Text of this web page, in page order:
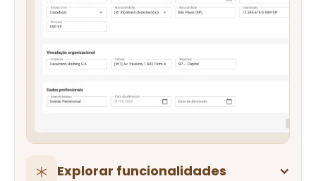
Explorar funcionalidades